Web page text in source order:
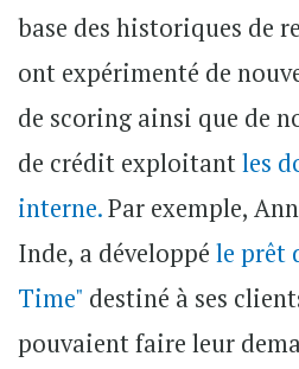
base des historiques de
ont expérimenté de
de scoring ainsi que de
de crédit exploitantles
interne.Par exemple,
Inde, a développé le prêt
Time" destiné à ses
pouvaient faire leur